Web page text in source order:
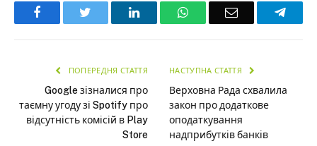
Facebook LinkedInWhatsAppEmail
ПОПЕРЕДНЯ СТАТТЯ
Google зізналися про
таємну угоду зі Spotify про
відсутність комісій в Play
Store
НАСТУПНА СТАТТЯ
Верховна Рада схвалила
закон про додаткове
оподаткування
надприбутків банків